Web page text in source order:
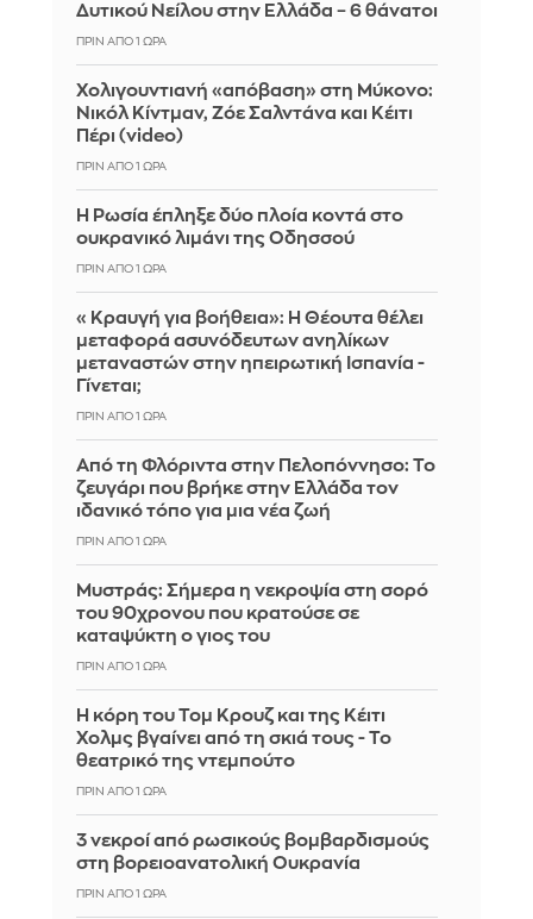
Δυτικού Νείλου στην Ελλάδα – 6 θάνατοι
ΠΡΙΝ ΑΠΌ 1 ΏΡΑ
Χολιγουντιανή «απόβαση» στη Μύκονο:
Νικόλ Κίντμαν, Ζόε Σαλντάνα και Κέιτι
Πέρι (video)
ΠΡΙΝ ΑΠΌ 1 ΏΡΑ
Η Ρωσία έπληξε δύο πλοία κοντά στο
ουκρανικό λιμάνι της Οδησσού
ΠΡΙΝ ΑΠΌ 1 ΏΡΑ
«Κραυγή για βοήθεια»: Η Θέουτα θέλει
μεταφορά ασυνόδευτων ανηλίκων
μεταναστών στην ηπειρωτική Ισπανία -
Γίνεται;
ΠΡΙΝ ΑΠΌ 1 ΏΡΑ
Από τη Φλόριντα στην Πελοπόννησο: Το
ζευγάρι που βρήκε στην Ελλάδα τον
ιδανικό τόπο για μια νέα ζωή
ΠΡΙΝ ΑΠΌ 1 ΏΡΑ
Mυστράς: Σήμερα η νεκροψία στη σορό
του 90χρονου που κρατούσε σε
καταψύκτη ο γιος του
ΠΡΙΝ ΑΠΌ 1 ΏΡΑ
Η κόρη του Τομ Κρουζ και της Κέιτι
Χολμς βγαίνει από τη σκιά τους - Το
θεατρικό της ντεμπούτο
ΠΡΙΝ ΑΠΌ 1 ΏΡΑ
3 νεκροί από ρωσικούς βομβαρδισμούς
στη βορειοανατολική Ουκρανία
ΠΡΙΝ ΑΠΌ 1 ΏΡΑ